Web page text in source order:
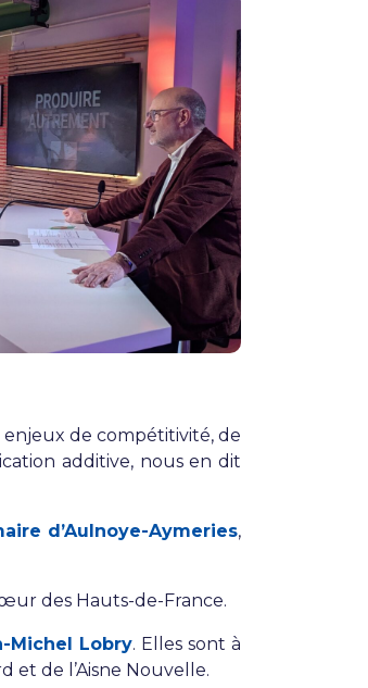
de compétitivité, de
additive, nous en dit
d’Aulnoye-Aymeries,
des Hauts-de-France.
Michel Lobry. Elles sont à
et de l’Aisne Nouvelle.